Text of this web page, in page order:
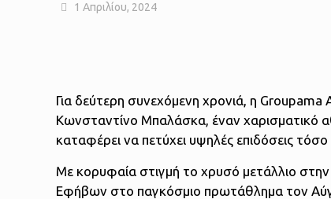
1 Απριλίου, 2024
Για δεύτερη συνεχόμενη χρονιά, η
Κωνσταντίνο Μπαλάσκα, έναν χαρισματικό
καταφέρει να πετύχει υψηλές επιδόσεις
Με κορυφαία στιγμή το χρυσό μετάλλιο
Εφήβων στο παγκόσμιο πρωτάθλημα τον